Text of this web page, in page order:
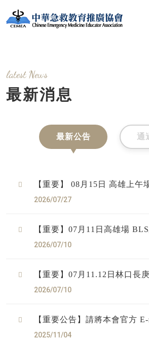
latest News
最新消息
最新公告 通
【重要】 08月15日 高雄上午
2026/07/27
【重要】07月11日高雄場
2026/07/10
【重要】07月11.12日林口長
2026/07/10
【重要公告】請將本會官方
2025/11/04